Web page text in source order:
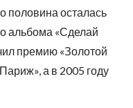
половина осталась
альбома «Сделай
премию «Золотой
а в 2005 году